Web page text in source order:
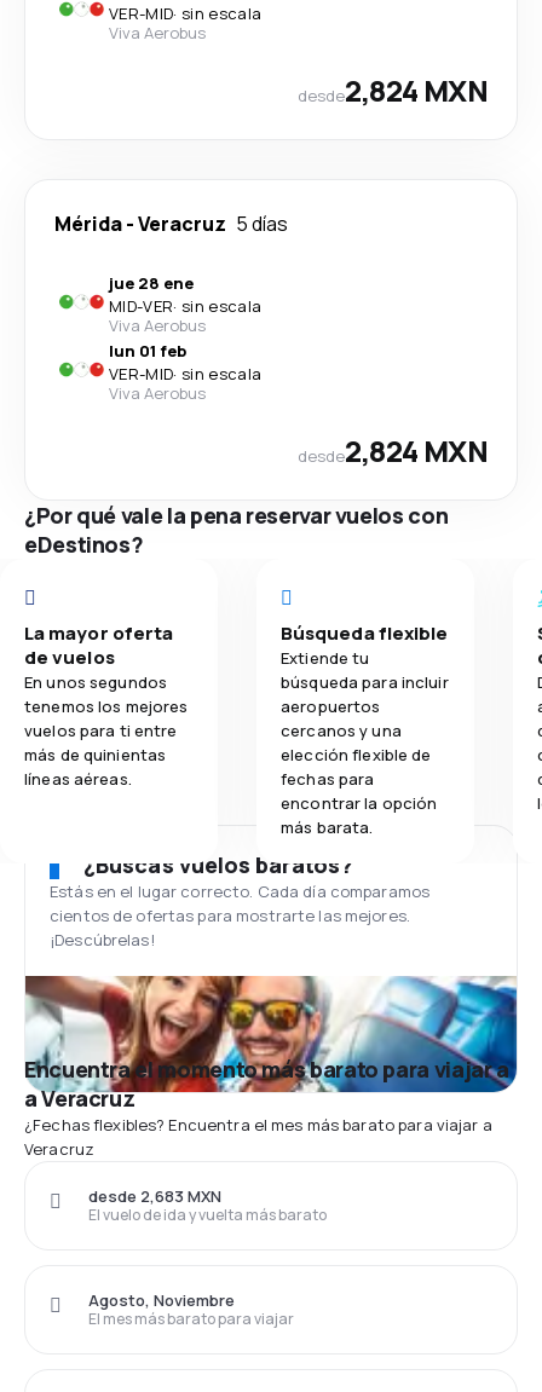
VER-MID· sin escala
Viva Aerobus
desde2,824 MXN
Mérida-Veracruz 5 días
jue 28 ene
MID-VER· sin escala
Viva Aerobus
lun 01 feb
VER-MID· sin escala
Viva Aerobus
desde2,824 MXN
¿Por qué vale la pena reservar vuelos con
eDestinos?
La mayor oferta
de vuelos
En unos segundos
tenemos los mejores
vuelos para ti entre
más de quinientas
líneas aéreas.
Búsqueda flexible
Extiende tu
búsqueda para incluir
aeropuertos
cercanos y una
elección flexible de
fechas para
encontrar la opción
más barata.
¿Buscas vuelos baratos?
Estás en el lugar correcto. Cada día comparamos
cientos de ofertas para mostrarte las mejores.
¡Descúbrelas!
Encuentra el momento más barato para viajar a
a Veracruz
¿Fechas flexibles? Encuentra el mes más barato para viajar a
Veracruz
El vuelo de ida y vuelta más barato
desde 2,683 MXN
El mes más barato para viajar
Agosto, Noviembre